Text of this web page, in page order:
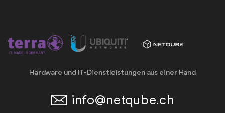
Hardware und IT-Dienstleistungen aus einer Hand
info@netqube.ch